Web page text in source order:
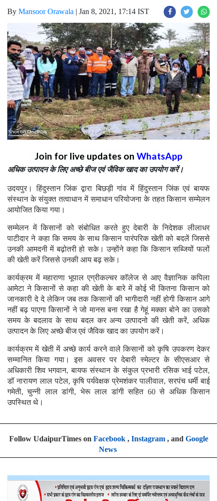
By Mansoor Orawala | Jan 8, 2021, 17:14 IST
Join for live updates on WhatsApp
अधिक उत्पादन के लिए अच्छे बीज एवं जैविक खाद का उपयोग करें।
उदयपुर। हिंदुस्तान जिंक द्वारा बिछड़ी गांव में हिंदुस्तान जिंक एवं बायफ
संस्थान के संयुक्त तत्वाधान में समाधान परियोजना के तहत किसान सम्मेलन
आयोजित किया गया।
सम्मेलन में किसानों को संबोधित करते हुए देबारी के निदेशक लीलाधर
पाटीदार ने कहा कि समय के साथ किसान पारंपरिक खेती को बदलें जिससे
उनकी आमदनी में बढ़ोतरी हो सके। उन्होंने कहा कि किसान सब्जियों फलों
की खेती करें जिससे उनकी आय बढ़ सके।
कार्यक्रम में महाराणा भूपाल एग्रीकल्चर कॉलेज से आए वैज्ञानिक कपिला
आमेटा ने किसानों से कहा की खेती के बारे में कोई भी कितना किसान को
जानकारी दे दे लेकिन जब तक किसानों की भागीदारी नहीं होगी किसान आगे
नहीं बढ़ पाएगा किसानों ने जो मानस बना रखा है गेहूं मक्का बोने का उसको
समय के बदलाव के साथ बदल कर अन्य उत्पादनो की खेती करें, अधिक
उत्पादन के लिए अच्छे बीज एवं जैविक खाद का उपयोग करें।
कार्यक्रम में खेती में अच्छे कार्य करने वाले किसानों को कृषि उपकरण देकर
सम्मानित किया गया। इस अवसर पर देबारी स्मेल्टर के सीएसआर से
अधिकारी शिव भगवान, बायफ संस्थान के संकुल प्रभारी रसिक भाई पटेल,
डॉ नारायण लाल पटेल, कृषि पर्यवेक्षक प्रेमशंकर पालीवाल, सरपंच धर्मी बाई
गमेती, चुन्नी लाल डांगी, भेरू लाल डांगी सहित 60 से अधिक किसान
उपस्थित थे।
Follow UdaipurTimes on Facebook, Instagram, and Google
News